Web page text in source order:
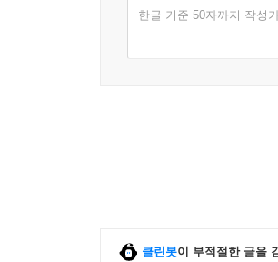
한글 기준 50자까지 작성
클린봇이 부적절한 글을